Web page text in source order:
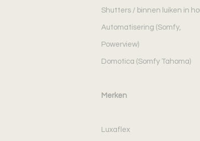
Shutters / binnen luiken in
Automatisering (Somfy,
Powerview)
Domotica (Somfy Tahoma)
Merken
Luxaflex